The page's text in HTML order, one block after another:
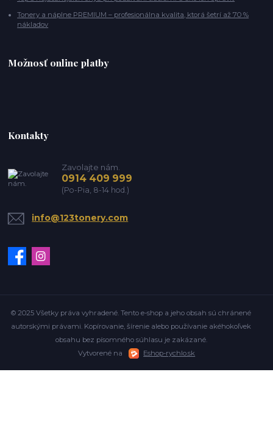
Tonery a náplne PREMIUM – profesionálna kvalita, ktorá šetrí až 70 %
nákladov
Možnosť online platby
Kontakty
Zavolajte nám.
0914 409 999
(Po-Pia, 8-14 hod.)
info@123tonery.com
© 2025 Všetky práva vyhradené. Tento e-shop a jeho obsah sú chránené
autorskými právami. Kopírovanie, šírenie alebo používanie akéhokoľvek
obsahu bez písomného súhlasu je zakázané.
Vytvorené na
Eshop-rychlo.sk